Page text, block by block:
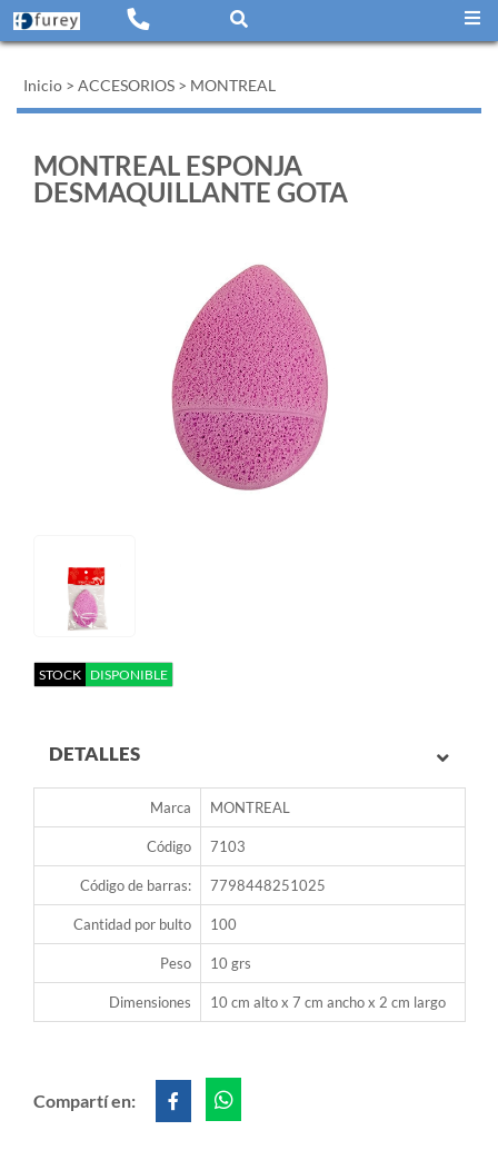
Inicio > ACCESORIOS > MONTREAL
MONTREAL ESPONJA
DESMAQUILLANTE GOTA
STOCK DISPONIBLE
DETALLES
Marca MONTREAL
Código 7103
Código de barras: 7798448251025
Cantidad por bulto 100
Peso 10 grs
Dimensiones 10 cm alto x 7 cm ancho x 2 cm largo
Compartí en: